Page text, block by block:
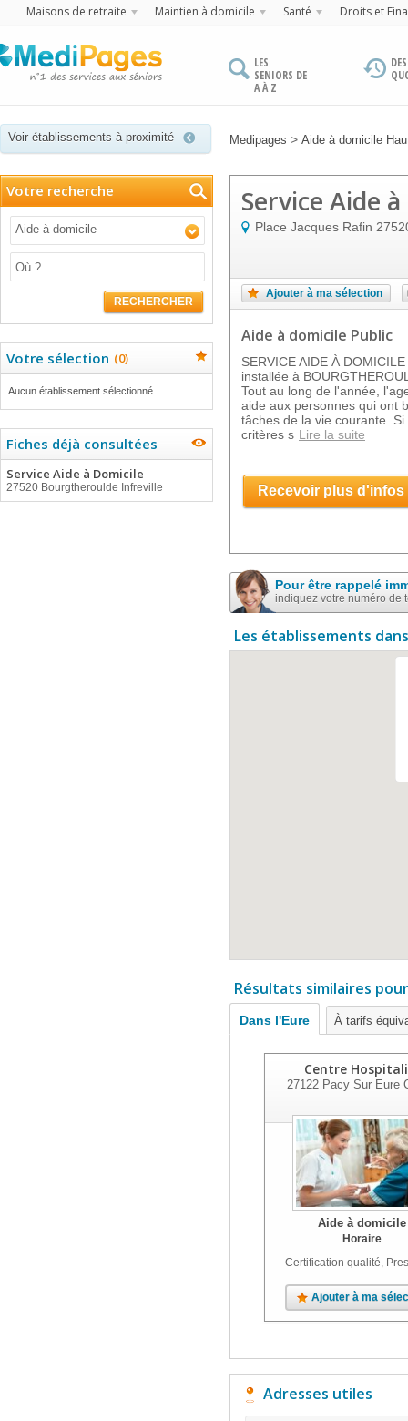
Maisons de retraite Maintien à domicile Santé Droits et
LES
SENIORS DE
A À Z
Voir établissements à proximité Medipages > Aide à domicile
Votre recherche
Aide à domicile
RECHERCHER
Votre sélection (0)
Aucun établissement sélectionné
Fiches déjà consultées
Service Aide à Domicile
27520 Bourgtheroulde Infreville
Service Aide
Place Jacques Rafin
Ajouter à ma sélection
Aide à domicile Public
SERVICE AIDE À
installée à
Tout au long de l'année,
aide aux personnes qui ont
tâches de la vie courante.
critères s Lire la suite
Recevoir plus d'infos
Pour être rappelé
indiquez votre numéro de
Les établissements
Résultats similaires
Dans l'Eure À tarifs
Centre
27122 Pacy Sur Eure
Aide à domicile
Horaire
Certification qualité,
Ajouter à ma
Adresses utiles